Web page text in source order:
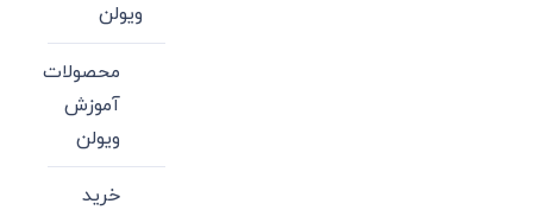
ویولن
محصولات
آموزش
ویولن
خرید